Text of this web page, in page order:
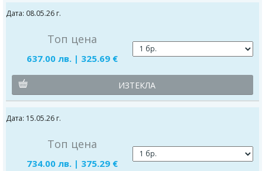
Дата: 08.05.26 г.
Топ цена
637.00 лв. | 325.69 €
ИЗТЕКЛА
Дата: 15.05.26 г.
Топ цена
734.00 лв. | 375.29 €